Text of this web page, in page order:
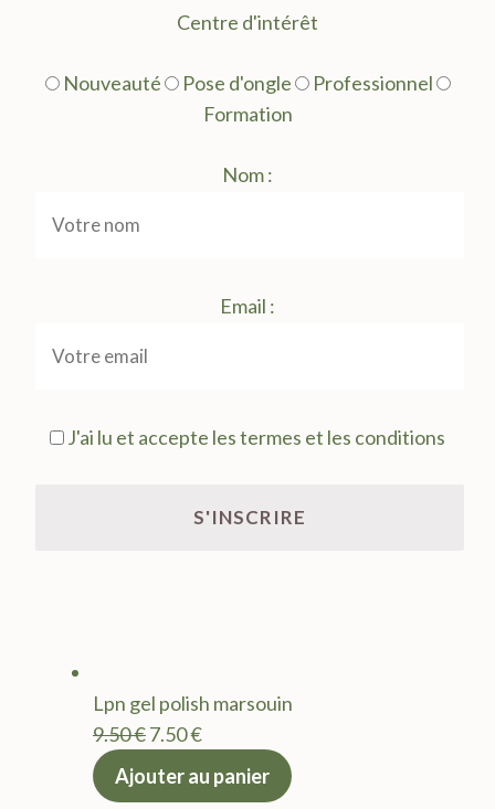
Centre d'intérêt
Nouveauté Pose d'ongle
Professionnel
Formation
Nom :
Email :
J'ai lu et accepte les termes et les conditions
Lpn gel polish marsouin
9.50€Le
prix
7.50€Le
actuel
Ajouter au panier